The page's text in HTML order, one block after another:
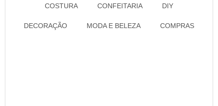
COSTURA CONFEITARIA DIY
DECORAÇÃO MODA E BELEZA COMPRAS